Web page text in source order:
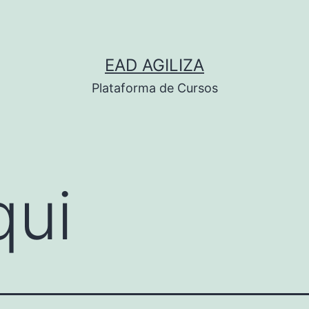
EAD AGILIZA
Plataforma de Cursos